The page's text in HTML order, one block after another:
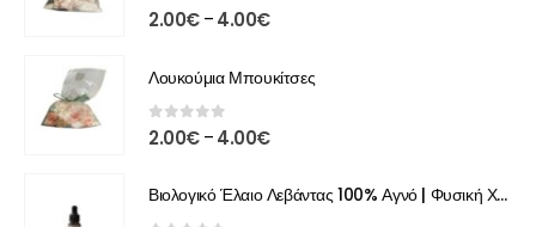
0 out of 5
2.00€ – 4.00€
Λουκούμια Μπουκίτσες
0 out of 5
2.00€ – 4.00€
Βιολογικό Έλαιο Λεβάντας 100% Αγνό | Φυσική Χαλάρωση & Περιποίηση